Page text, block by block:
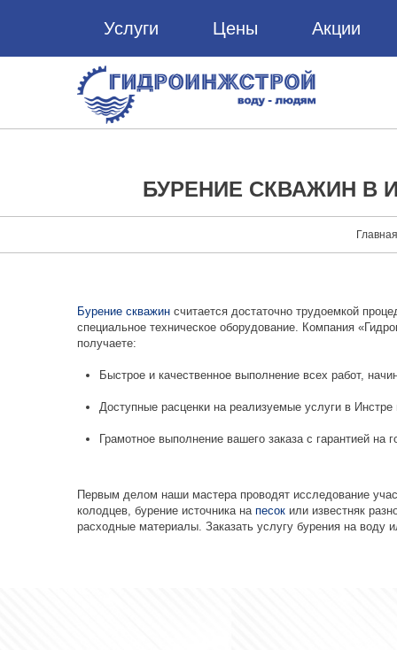
Услуги Цены Акции
БУРЕНИЕ СКВАЖИН В
Главная
Бурение скважин считается достаточно трудоемкой
специальное техническое оборудование. Компания
получаете:
Быстрое и качественное выполнение всех работ,
Доступные расценки на реализуемые услуги в Инстре
Грамотное выполнение вашего заказа с гарантией на
Первым делом наши мастера проводят исследование
колодцев, бурение источника на песок или известняк
расходные материалы. Заказать услугу бурения на